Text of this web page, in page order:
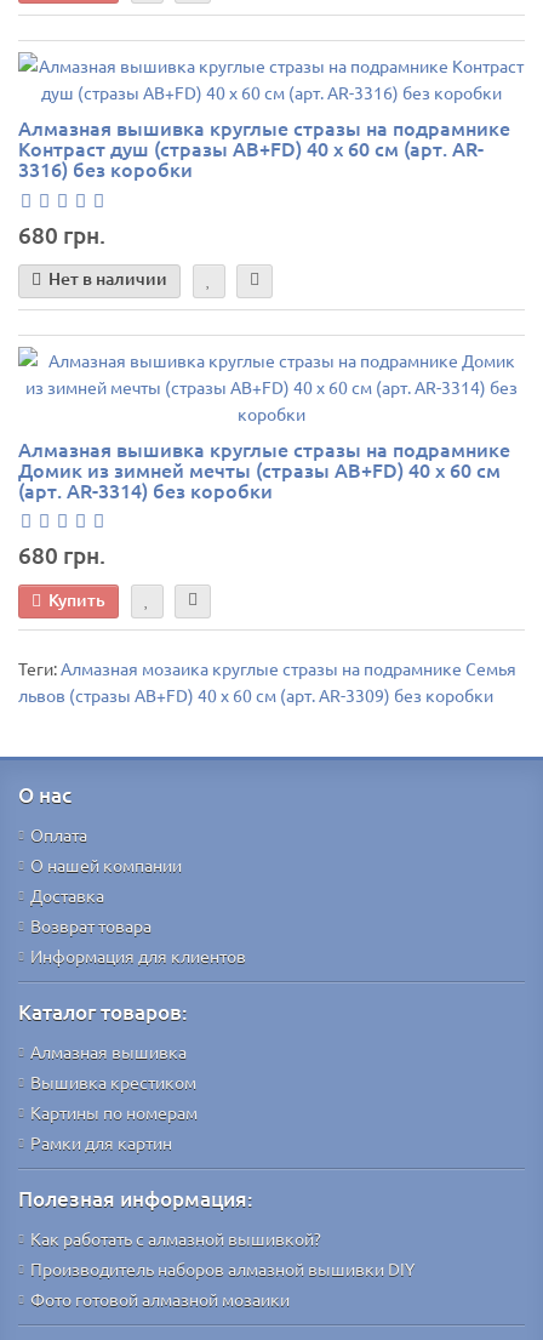
Алмазная вышивка круглые стразы на подрамнике
Контраст душ (стразы AB+FD) 40 х 60 см (арт. AR-
3316) без коробки
680 грн.
Нет в наличии
Алмазная вышивка круглые стразы на подрамнике
Домик из зимней мечты (стразы AB+FD) 40 х 60 см
(арт. AR-3314) без коробки
680 грн.
Купить
Теги:Алмазная мозаика круглые стразы на подрамнике Семья
львов (стразы AB+FD) 40 х 60 см (арт. AR-3309) без коробки
О нас
Оплата
О нашей компании
Доставка
Возврат товара
Информация для клиентов
Каталог товаров:
Алмазная вышивка
Вышивка крестиком
Картины по номерам
Рамки для картин
Полезная информация:
Как работать с алмазной вышивкой?
Производитель наборов алмазной вышивки DIY
Фото готовой алмазной мозаики